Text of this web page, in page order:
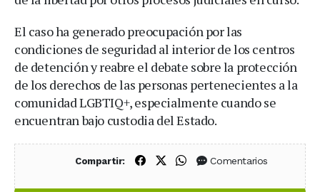
El caso ha generado preocupación por las
condiciones de seguridad al interior de los centros
de detención y reabre el debate sobre la protección
de los derechos de las personas pertenecientes a la
comunidad LGBTIQ+, especialmente cuando se
encuentran bajo custodia del Estado.
Compartir: Compartir en Facebook
Compartir en X (Twitter)
Compartir en WhatsApp
Comentarios